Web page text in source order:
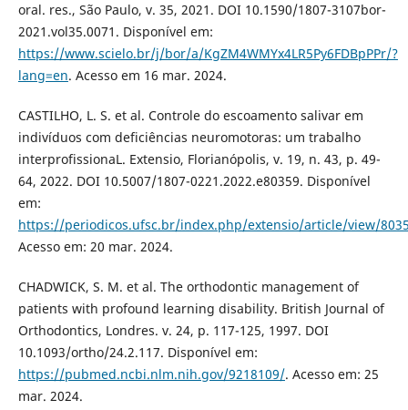
oral. res., São Paulo, v. 35, 2021. DOI 10.1590/1807-3107bor-
2021.vol35.0071. Disponível em:
https://www.scielo.br/j/bor/a/KgZM4WMYx4LR5Py6FDBpPPr/?
lang=en. Acesso em 16 mar. 2024.
CASTILHO, L. S. et al. Controle do escoamento salivar em
indivíduos com deficiências neuromotoras: um trabalho
interprofissionaL. Extensio, Florianópolis, v. 19, n. 43, p. 49-
64, 2022. DOI 10.5007/1807-0221.2022.e80359. Disponível
em:
https://periodicos.ufsc.br/index.php/extensio/article/view/
Acesso em: 20 mar. 2024.
CHADWICK, S. M. et al. The orthodontic management of
patients with profound learning disability. British Journal of
Orthodontics, Londres. v. 24, p. 117-125, 1997. DOI
10.1093/ortho/24.2.117. Disponível em:
https://pubmed.ncbi.nlm.nih.gov/9218109/. Acesso em: 25
mar. 2024.